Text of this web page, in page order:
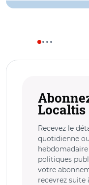
Localtis
Recevez le
quotidienne
politiques
votre
recevrez suite